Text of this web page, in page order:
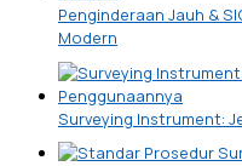
Penginderaan Jauh &
Modern
Surveying Instrument: